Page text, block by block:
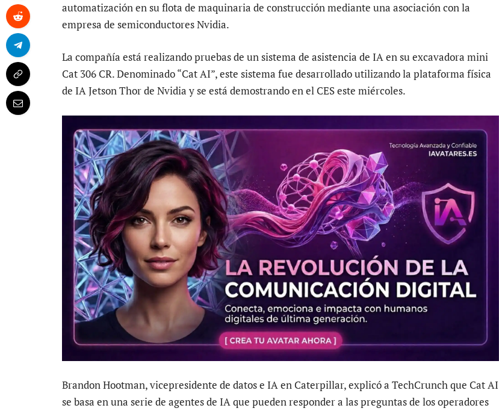
automatización en su flota de maquinaria de construcción mediante una asociación con la
empresa de semiconductores Nvidia.
La compañía está realizando pruebas de un sistema de asistencia de IA en su excavadora mini
Cat 306 CR. Denominado “Cat AI”, este sistema fue desarrollado utilizando la plataforma física
de IA Jetson Thor de Nvidia y se está demostrando en el CES este miércoles.
Brandon Hootman, vicepresidente de datos e IA en Caterpillar, explicó a TechCrunch que Cat AI
se basa en una serie de agentes de IA que pueden responder a las preguntas de los operadores